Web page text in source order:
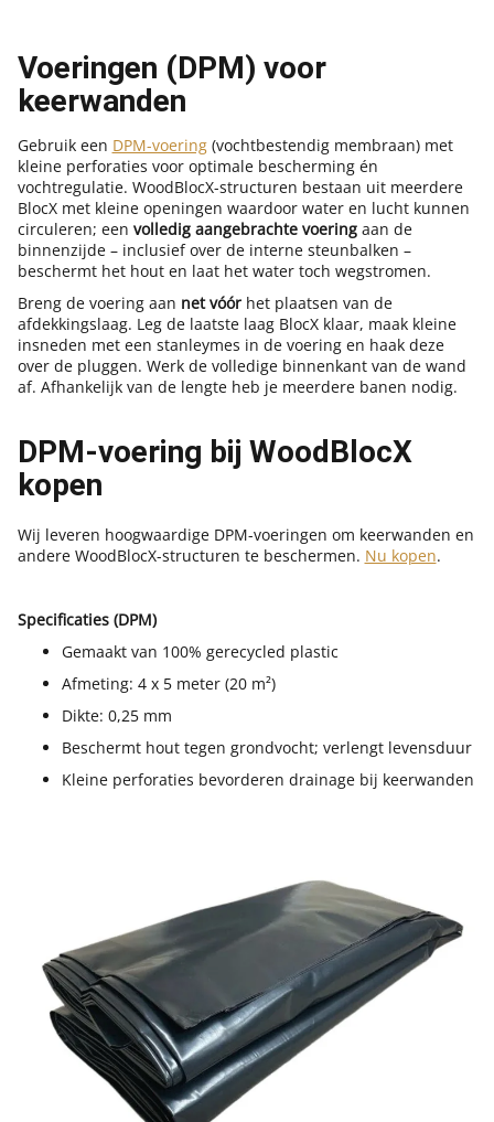
Voeringen (DPM) voor
keerwanden
Gebruik een DPM-voering(vochtbestendig membraan) met
kleine perforaties voor optimale bescherming én
vochtregulatie. WoodBlocX-structuren bestaan uit meerdere
BlocX met kleine openingen waardoor water en lucht kunnen
circuleren; een volledig aangebrachte voeringaan de
binnenzijde – inclusief over de interne steunbalken –
beschermt het hout en laat het water toch wegstromen.
Breng de voering aan net vóórhet plaatsen van de
afdekkingslaag. Leg de laatste laag BlocX klaar, maak kleine
insneden met een stanleymes in de voering en haak deze
over de pluggen. Werk de volledige binnenkant van de wand
af. Afhankelijk van de lengte heb je meerdere banen nodig.
DPM-voering bij WoodBlocX
kopen
Wij leveren hoogwaardige DPM-voeringen om keerwanden en
andere WoodBlocX-structuren te beschermen. Nu kopen.
Specificaties (DPM)
Gemaakt van 100% gerecycled plastic
Afmeting: 4 x 5 meter (20 m²)
Dikte: 0,25 mm
Beschermt hout tegen grondvocht; verlengt levensduur
Kleine perforaties bevorderen drainage bij keerwanden